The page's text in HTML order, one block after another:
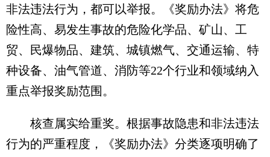
非法违法行为，都可以举报。《奖励办法》将危
险性高、易发生事故的危险化学品、矿山、工
贸、民爆物品、建筑、城镇燃气、交通运输、特
种设备、油气管道、消防等22个行业和领域纳入
重点举报奖励范围。
核查属实给重奖。根据事故隐患和非法违法
行为的严重程度，《奖励办法》分类逐项明确了